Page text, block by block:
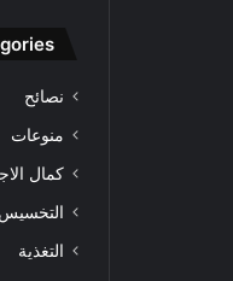
نصائح
منوعات
كمال
التخسيس
التغذية